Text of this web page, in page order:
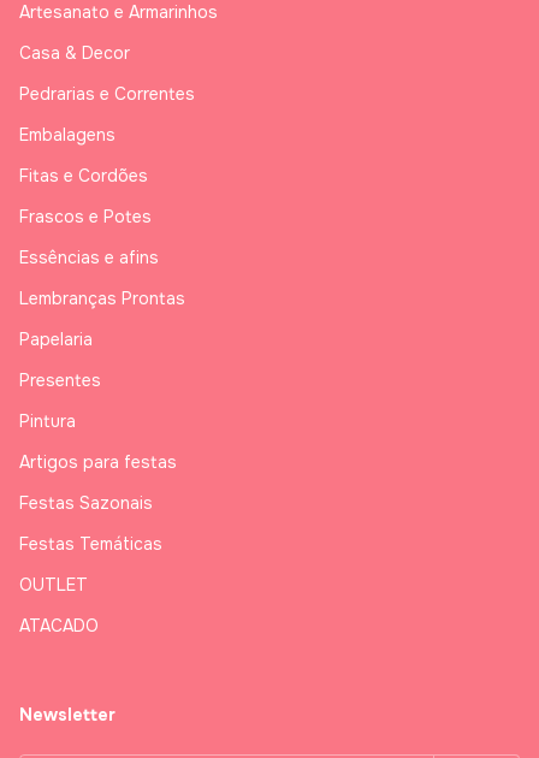
Artesanato e Armarinhos
Casa & Decor
Pedrarias e Correntes
Embalagens
Fitas e Cordões
Frascos e Potes
Essências e afins
Lembranças Prontas
Papelaria
Presentes
Pintura
Artigos para festas
Festas Sazonais
Festas Temáticas
OUTLET
ATACADO
Newsletter